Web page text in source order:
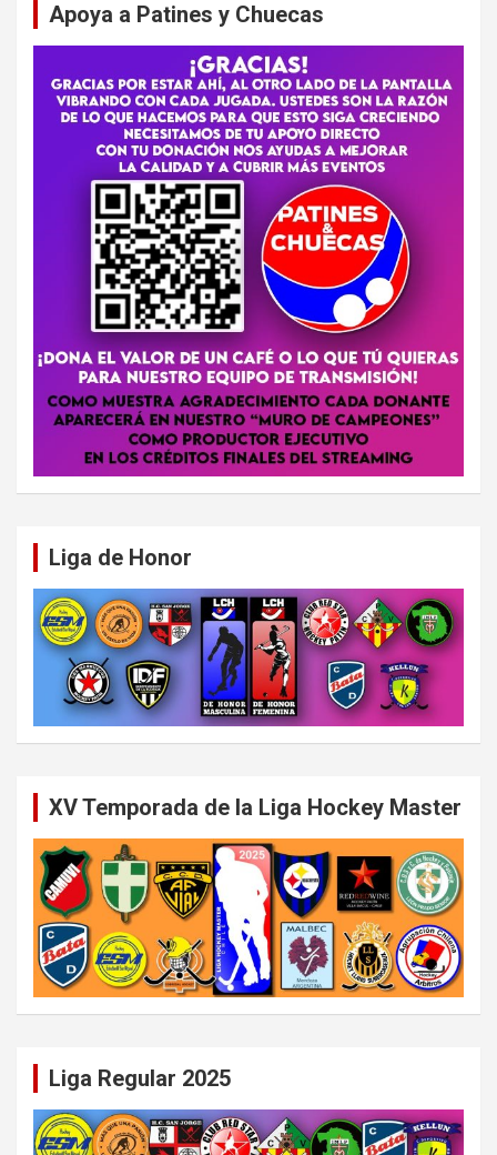
Apoya a Patines y Chuecas
Liga de Honor
XV Temporada de la Liga Hockey Master
Liga Regular 2025